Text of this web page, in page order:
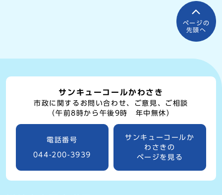
ページの
先頭へ
サンキューコールかわさき
市政に関するお問い合わせ、ご意見、ご相談
（午前8時から午後9時 年中無休）
電話番号
044-200-3939
サンキューコールか
わさきの
ページを見る